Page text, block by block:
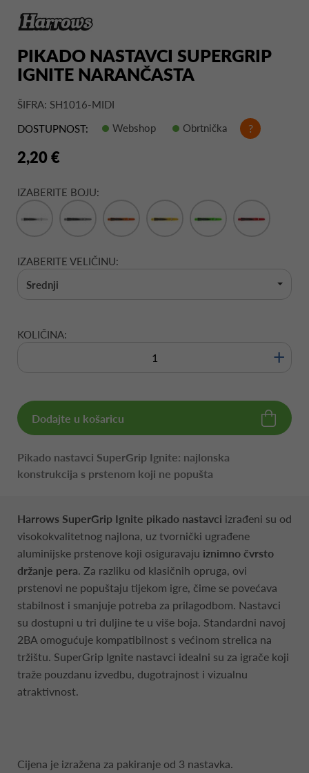
PIKADO NASTAVCI SUPERGRIP
IGNITE NARANČASTA
ŠIFRA: SH1016-MIDI
DOSTUPNOST:
Webshop Obrtnička ?
2,20 €
IZABERITE BOJU:
IZABERITE VELIČINU:
Srednji
KOLIČINA:
+
Dodajte u košaricu
Pikado nastavci SuperGrip Ignite: najlonska
konstrukcija s prstenom koji ne popušta
Harrows SuperGrip Ignite pikado nastavci izrađeni su od
visokokvalitetnog najlona, uz tvornički ugrađene
aluminijske prstenove koji osiguravaju iznimno čvrsto
držanje pera. Za razliku od klasičnih opruga, ovi
prstenovi ne popuštaju tijekom igre, čime se povećava
stabilnost i smanjuje potreba za prilagodbom. Nastavci
su dostupni u tri duljine te u više boja. Standardni navoj
2BA omogućuje kompatibilnost s većinom strelica na
tržištu. SuperGrip Ignite nastavci idealni su za igrače koji
traže pouzdanu izvedbu, dugotrajnost i vizualnu
atraktivnost.
Cijena je izražena za pakiranje od 3 nastavka.